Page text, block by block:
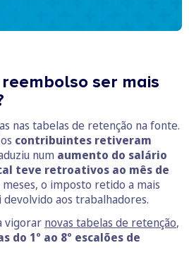
ser mais
nas tabelas de retenção na fonte.
contribuintes retiveram
num aumento do salário
teve retroativos ao mês de
meses, o imposto retido a mais
aos trabalhadores.
vigorar novas tabelas de retenção,
do 1º ao 8º escalões de